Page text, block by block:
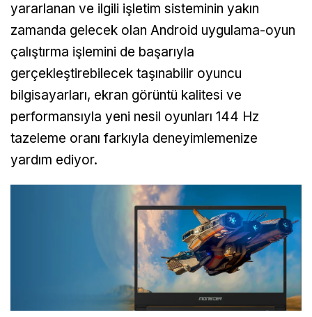
yararlanan ve ilgili işletim sisteminin yakın
zamanda gelecek olan Android uygulama-oyun
çalıştırma işlemini de başarıyla
gerçekleştirebilecek taşınabilir oyuncu
bilgisayarları, ekran görüntü kalitesi ve
performansıyla yeni nesil oyunları 144 Hz
tazeleme oranı farkıyla deneyimlemenize
yardım ediyor.